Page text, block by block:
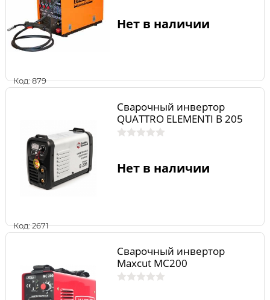
Код: 879
Нет в наличии
Код: 2671
Сварочный инвертор
QUATTRO ELEMENTI B 205
Нет в наличии
Сварочный инвертор
Maxcut MC200